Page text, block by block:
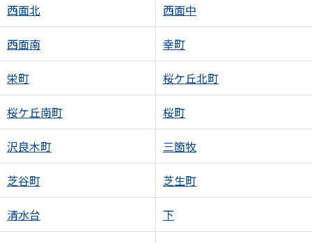
西面北 西面中
西面南 幸町
栄町 桜ケ丘北町
桜ケ丘南町 桜町
沢良木町 三箇牧
芝谷町 芝生町
清水台 下